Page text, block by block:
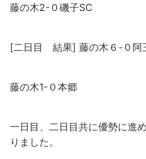
藤の木2-０磯子SC
[二日目 結果] 藤の木６-０阿
藤の木1-０本郷
一日目、二日目共に優勢に進
りました。